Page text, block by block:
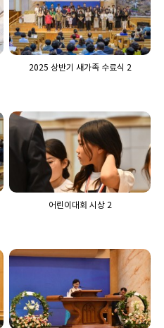
2025 상반기 새가족 수료식 2
어린이대회 시상 2